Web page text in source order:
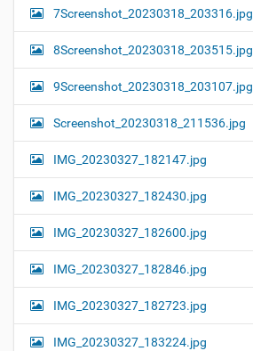
7Screenshot_20230318_203316.jpg
8Screenshot_20230318_203515.jpg
9Screenshot_20230318_203107.jpg
Screenshot_20230318_211536.jpg
IMG_20230327_182147.jpg
IMG_20230327_182430.jpg
IMG_20230327_182600.jpg
IMG_20230327_182846.jpg
IMG_20230327_182723.jpg
IMG_20230327_183224.jpg